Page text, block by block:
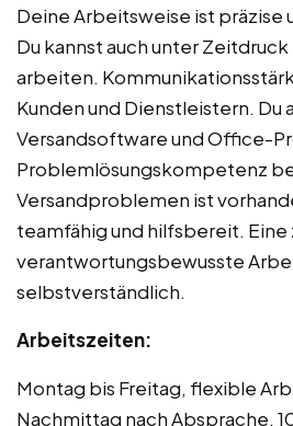
Deine Arbeitsweise ist präzise
Du kannst auch unter
arbeiten.
Kunden und Dienstleistern.
Versandsoftware und Office-
Problemlösungskompetenz
Versandproblemen ist
teamfähig und hilfsbereit. Eine
verantwortungsbewusste
selbstverständlich.
Arbeitszeiten:
Montag bis Freitag, flexible
Nachmittag nach Absprache,